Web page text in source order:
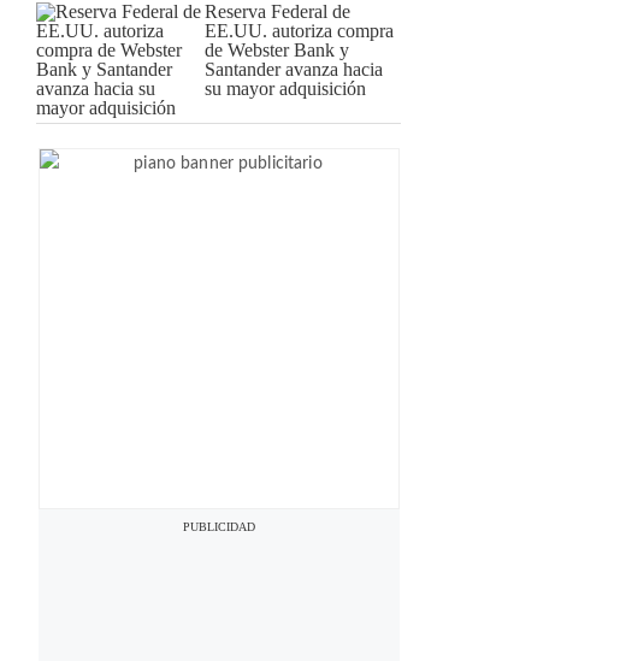
Reserva Federal de
EE.UU. autoriza compra
de Webster Bank y
Santander avanza hacia
su mayor adquisición